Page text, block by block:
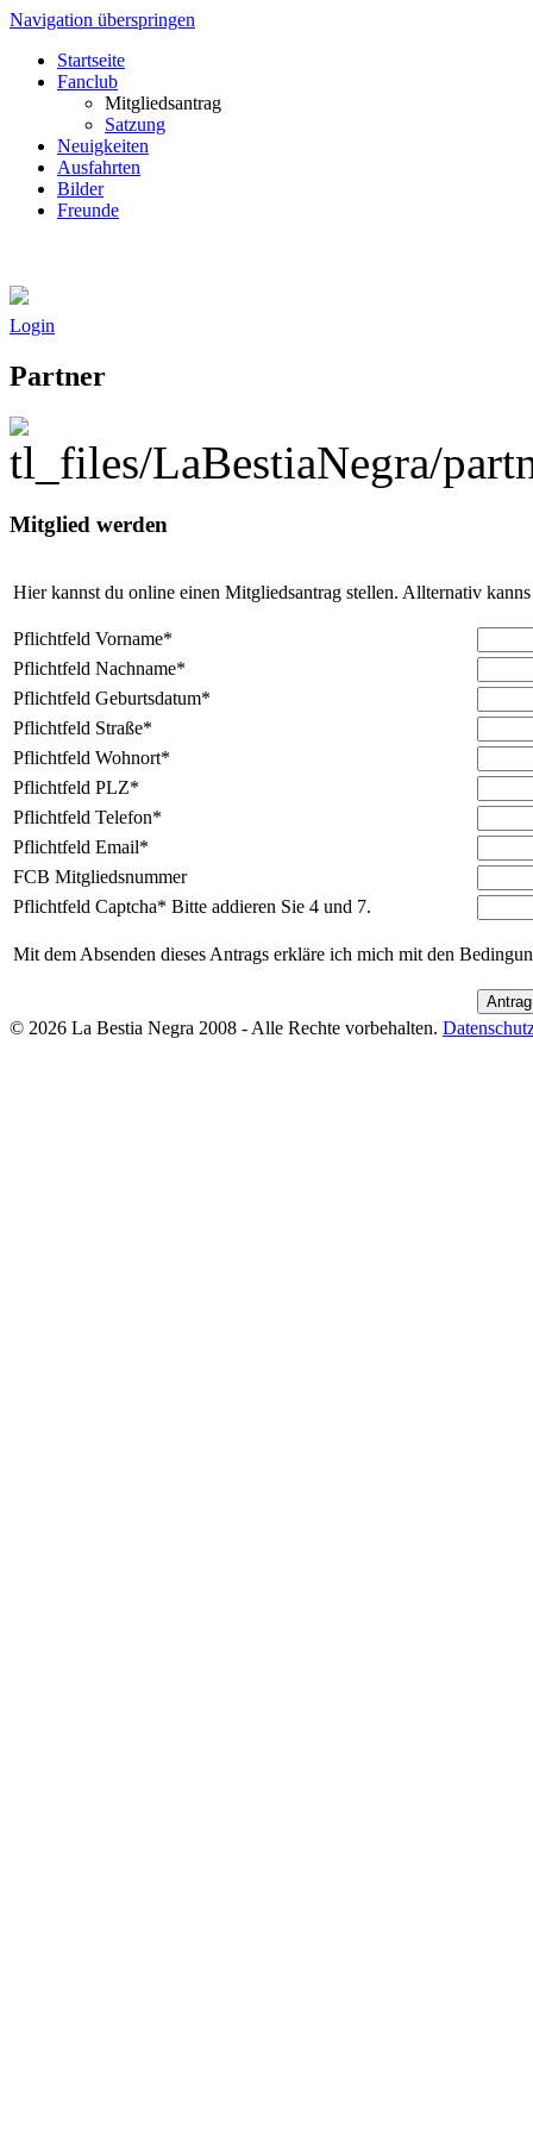
Navigation überspringen
Startseite
Fanclub
Mitgliedsantrag
Satzung
Neuigkeiten
Ausfahrten
Bilder
Freunde
Login
Partner
Mitglied werden
Hier kannst du online einen Mitgliedsantrag stellen. Allternativ
Pflichtfeld Vorname*
Pflichtfeld Nachname*
Pflichtfeld Geburtsdatum*
Pflichtfeld Straße*
Pflichtfeld Wohnort*
Pflichtfeld PLZ*
Pflichtfeld Telefon*
Pflichtfeld Email*
FCB Mitgliedsnummer
Pflichtfeld Captcha* Bitte addieren Sie 4 und 7.
Mit dem Absenden dieses Antrags erkläre ich mich mit den
© 2026 La Bestia Negra 2008 - Alle Rechte vorbehalten.